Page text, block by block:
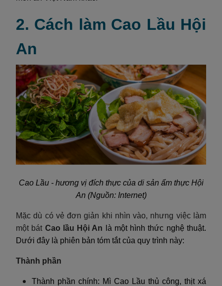
2. Cách làm Cao Lầu Hội
An
Cao Lầu - hương vị đích thực của di sản ẩm thực Hội
An (Nguồn: Internet)
Mặc dù có vẻ đơn giản khi nhìn vào, nhưng việc làm
một bát Cao lầu Hội An
là một hình thức nghệ thuật.
Dưới đây là phiên bản tóm tắt của quy trình này:
Thành phần
Thành phần chính: Mì Cao Lầu thủ công, thịt xá